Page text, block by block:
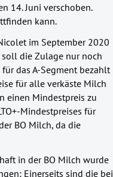
14. Juni verschoben.
kann.
im September 2020
die Zulage nur noch
das A-Segment bezahlt
für alle verkäste Milch
einen Mindestpreis zu
Mindestpreises für
BO Milch, da die
in der BO Milch wurde
Einerseits sind die bei